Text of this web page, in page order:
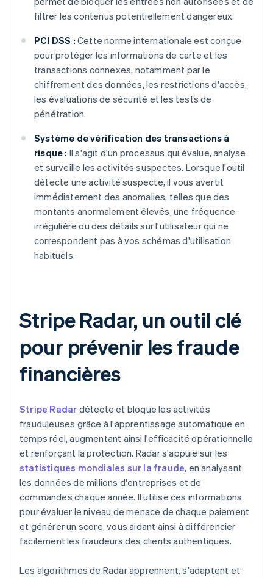
filtrer les contenus potentiellement dangereux.
PCI DSS : Cette norme internationale est conçue
pour protéger les informations de carte et les
transactions connexes, notamment par le
chiffrement des données, les restrictions d'accès,
les évaluations de sécurité et les tests de
pénétration.
Système de vérification des transactions à
risque : Il s'agit d'un processus qui évalue, analyse
et surveille les activités suspectes. Lorsque l'outil
détecte une activité suspecte, il vous avertit
immédiatement des anomalies, telles que des
montants anormalement élevés, une fréquence
irrégulière ou des détails sur l'utilisateur qui ne
correspondent pas à vos schémas d'utilisation
habituels.
Stripe Radar, un outil clé
pour prévenir les fraude
financières
Stripe Radar détecte et bloque les activités
frauduleuses grâce à l'apprentissage automatique en
temps réel, augmentant ainsi l'efficacité opérationnelle
et renforçant la protection. Radar s'appuie sur les
statistiques mondiales sur la fraude, en analysant
les données de millions d'entreprises et de
commandes chaque année. Il utilise ces informations
pour évaluer le niveau de menace de chaque paiement
et générer un score, vous aidant ainsi à différencier
facilement les fraudeurs des clients authentiques.
Les algorithmes de Radar apprennent, s'adaptent et